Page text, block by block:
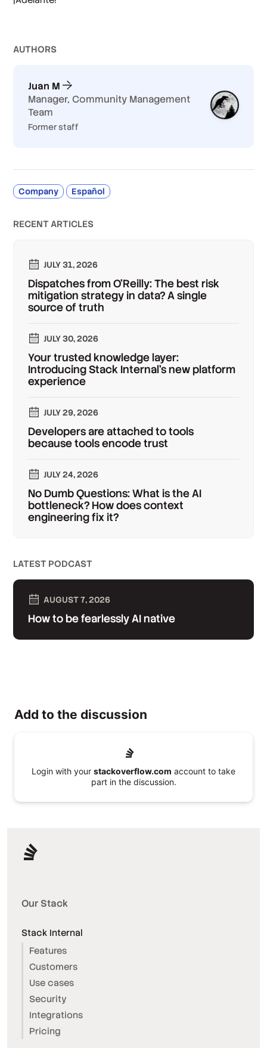
AUTHORS
Juan M
Manager, Community Management
Team
Former staff
Company Español
RECENT ARTICLES
JULY 31, 2026
Dispatches from O'Reilly: The best risk
mitigation strategy in data? A single
source of truth
JULY 30, 2026
Your trusted knowledge layer:
Introducing Stack Internal's new platform
experience
JULY 29, 2026
Developers are attached to tools
because tools encode trust
JULY 24, 2026
No Dumb Questions: What is the AI
bottleneck? How does context
engineering fix it?
LATEST PODCAST
AUGUST 7, 2026
How to be fearlessly AI native
Add to the discussion
Login with your stackoverflow.com account to take
part in the discussion.
Our Stack
Stack Internal
Features
Customers
Use cases
Security
Integrations
Pricing